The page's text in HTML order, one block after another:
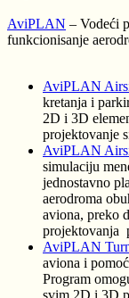
AviPLAN – Vodeći
funkcionisanje
AviPLAN
kretanja i
2D i 3D
projektovanje
AviPLAN
simulaciju
jednostavno
aerodroma
aviona, preko
projektovanja
AviPLAN
aviona i
Program
svim 2D i 3D